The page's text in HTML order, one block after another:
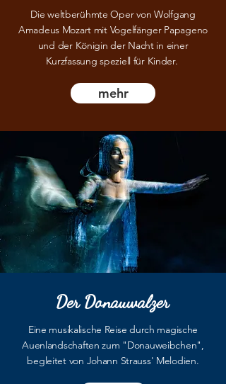
Die weltberühmte Oper von Wolfgang
Amadeus Mozart mit Vogelfänger Papageno
und der Königin der Nacht in einer
Kurzfassung speziell für Kinder.
mehr
Der Donauwalzer
Eine musikalische Reise durch magische
Auenlandschaften zum "Donauweibchen",
begleitet von Johann Strauss' Melodien.